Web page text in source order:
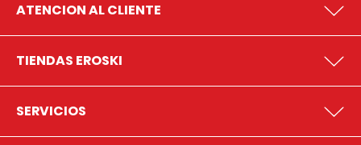
ATENCION AL CLIENTE
TIENDAS EROSKI
SERVICIOS